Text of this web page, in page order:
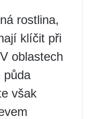
rostlina,
klíčit při
oblastech
půda
však